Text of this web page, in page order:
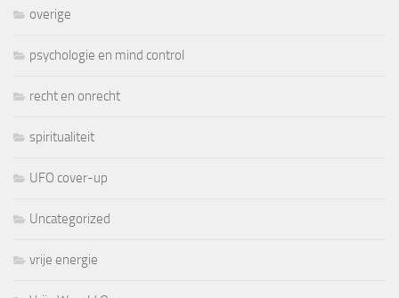
overige
psychologie en mind control
recht en onrecht
spiritualiteit
UFO cover-up
Uncategorized
vrije energie